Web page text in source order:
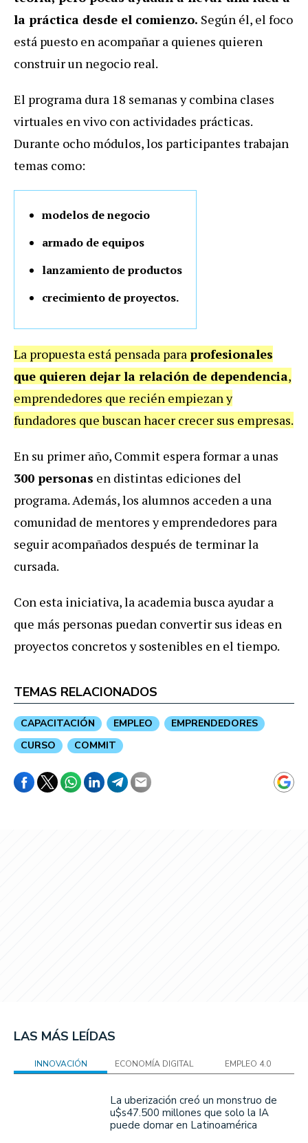
la práctica desde el comienzo. Según él, el foco
está puesto en acompañar a quienes quieren
construir un negocio real.
El programa dura 18 semanas y combina clases
virtuales en vivo con actividades prácticas.
Durante ocho módulos, los participantes trabajan
temas como:
modelos de negocio
armado de equipos
lanzamiento de productos
crecimiento de proyectos.
La propuesta está pensada paraprofesionales
que quieren dejar la relación de dependencia,
emprendedores que recién empiezan y
fundadores que buscan hacer crecer sus empresas.
En su primer año, Commit espera formar a unas
300 personas en distintas ediciones del
programa. Además, los alumnos acceden a una
comunidad de mentores y emprendedores para
seguir acompañados después de terminar la
cursada.
Con esta iniciativa, la academia busca ayudar a
que más personas puedan convertir sus ideas en
proyectos concretos y sostenibles en el tiempo.
TEMAS RELACIONADOS
CAPACITACIÓN EMPLEO
EMPRENDEDORES
CURSO
COMMIT
LAS MÁS LEÍDAS
INNOVACIÓN ECONOMÍA DIGITAL EMPLEO 4.0
La uberización creó un monstruo de
u$s47.500 millones que solo la IA
puede domar en Latinoamérica